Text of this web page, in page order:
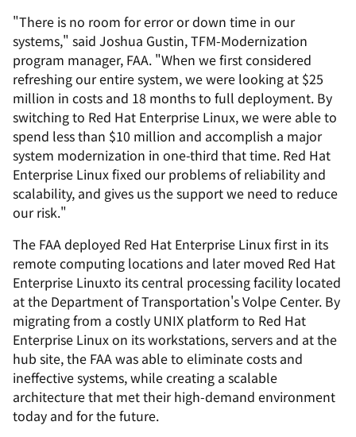
"There is no room for error or down time in our
systems," said Joshua Gustin, TFM-Modernization
program manager, FAA. "When we first considered
refreshing our entire system, we were looking at $25
million in costs and 18 months to full deployment. By
switching to Red Hat Enterprise Linux, we were able to
spend less than $10 million and accomplish a major
system modernization in one-third that time. Red Hat
Enterprise Linux fixed our problems of reliability and
scalability, and gives us the support we need to reduce
our risk."
The FAA deployed Red Hat Enterprise Linux first in its
remote computing locations and later moved Red Hat
Enterprise Linuxto its central processing facility located
at the Department of Transportation's Volpe Center. By
migrating from a costly UNIX platform to Red Hat
Enterprise Linux on its workstations, servers and at the
hub site, the FAA was able to eliminate costs and
ineffective systems, while creating a scalable
architecture that met their high-demand environment
today and for the future.